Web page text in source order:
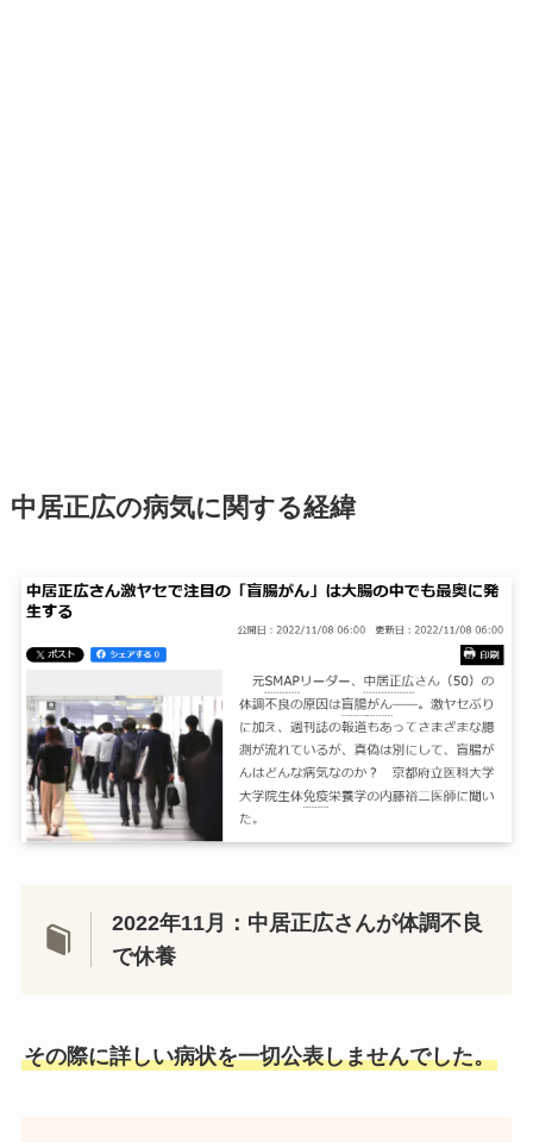
中居正広の病気に関する経緯
2022年11月：中居正広さんが体調不良
で休養
その際に詳しい病状を一切公表しませんでした。